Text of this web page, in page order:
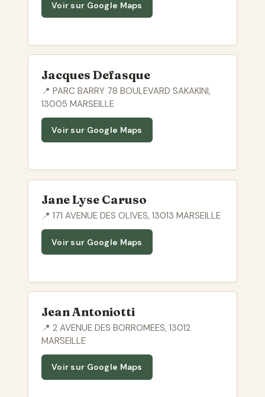
Voir sur Google Maps
Jacques Defasque
📍 PARC BARRY 78 BOULEVARD SAKAKINI,
13005 MARSEILLE
Voir sur Google Maps
Jane Lyse Caruso
📍 171 AVENUE DES OLIVES, 13013 MARSEILLE
Voir sur Google Maps
Jean Antoniotti
📍 2 AVENUE DES BORROMEES, 13012
MARSEILLE
Voir sur Google Maps